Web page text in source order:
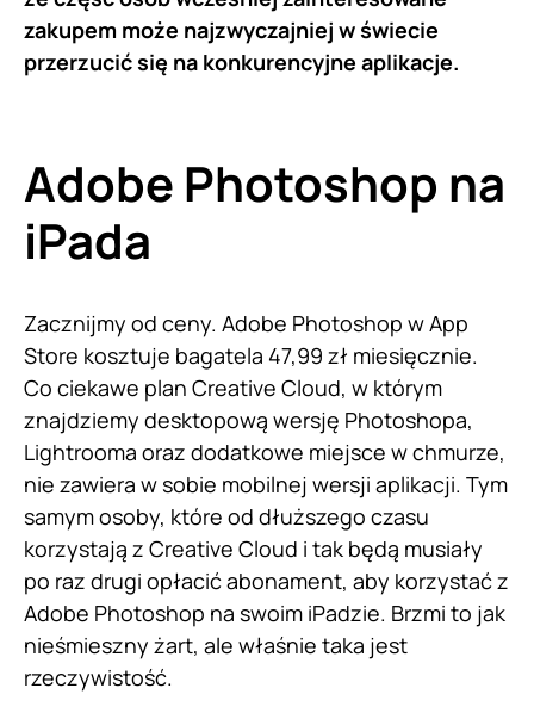
zakupem może najzwyczajniej w świecie
przerzucić się na konkurencyjne aplikacje.
Adobe Photoshop na
iPada
Zacznijmy od ceny. Adobe Photoshop w App
Store kosztuje bagatela 47,99 zł miesięcznie.
Co ciekawe plan Creative Cloud, w którym
znajdziemy desktopową wersję Photoshopa,
Lightrooma oraz dodatkowe miejsce w chmurze,
nie zawiera w sobie mobilnej wersji aplikacji. Tym
samym osoby, które od dłuższego czasu
korzystają z Creative Cloud i tak będą musiały
po raz drugi opłacić abonament, aby korzystać z
Adobe Photoshop na swoim iPadzie. Brzmi to jak
nieśmieszny żart, ale właśnie taka jest
rzeczywistość.